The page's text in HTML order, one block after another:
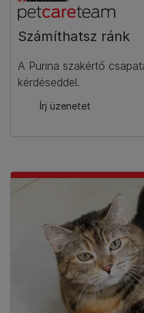
Számíthatsz ránk​
A Purina szakértő
kérdéseddel.
Írj üzenetet